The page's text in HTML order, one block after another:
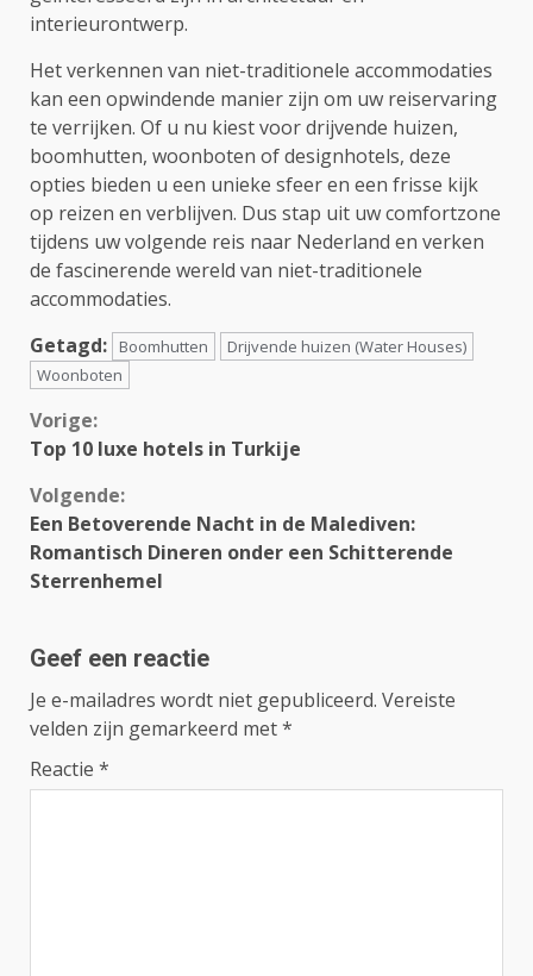
interieurontwerp.
Het verkennen van niet-traditionele accommodaties
kan een opwindende manier zijn om uw reiservaring
te verrijken. Of u nu kiest voor drijvende huizen,
boomhutten, woonboten of designhotels, deze
opties bieden u een unieke sfeer en een frisse kijk
op reizen en verblijven. Dus stap uit uw comfortzone
tijdens uw volgende reis naar Nederland en verken
de fascinerende wereld van niet-traditionele
accommodaties.
Getagd:
Boomhutten
Drijvende huizen (Water Houses)
Woonboten
Continue
Reading
Vorige:
Top 10 luxe hotels in Turkije
Volgende:
Een Betoverende Nacht in de Malediven:
Romantisch Dineren onder een Schitterende
Sterrenhemel
Geef een reactie
Je e-mailadres wordt niet gepubliceerd. Vereiste
velden zijn gemarkeerd met*
Reactie *